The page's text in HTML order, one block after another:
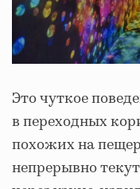
Это чуткое
в переходных
похожих на
непрерывно